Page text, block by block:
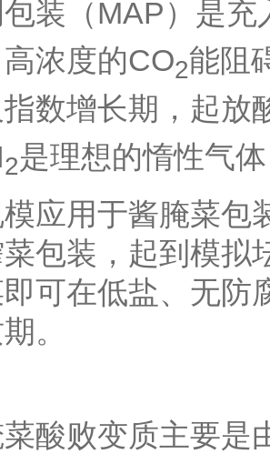
（MAP）是充
浓度的CO2能阻
数增长期，起放
2是理想的惰性气
应用于酱腌菜包
包装，起到模拟
可在低盐、无防
。
败变质主要是